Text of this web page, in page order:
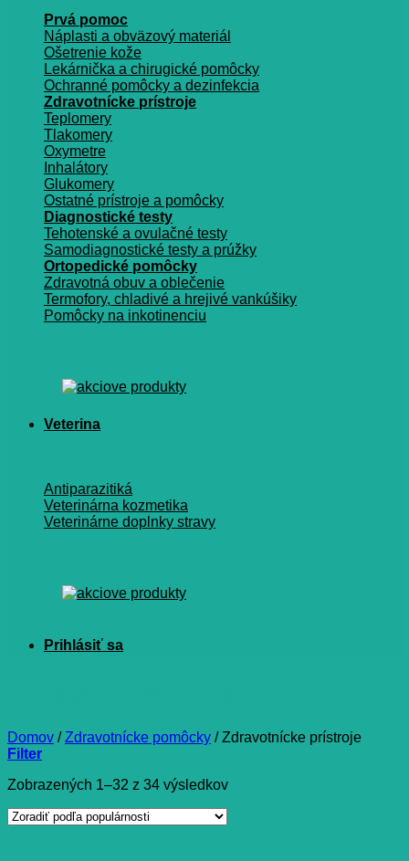
Prvá pomoc
Náplasti a obväzový materiál
Ošetrenie kože
Lekárnička a chirugické pomôcky
Ochranné pomôcky a dezinfekcia
Zdravotnícke prístroje
Teplomery
Tlakomery
Oxymetre
Inhalátory
Glukomery
Ostatné prístroje a pomôcky
Diagnostické testy
Tehotenské a ovulačné testy
Samodiagnostické testy a prúžky
Ortopedické pomôcky
Zdravotná obuv a oblečenie
Termofory, chladivé a hrejivé vankúšiky
Pomôcky na inkotinenciu
Veterina
Antiparazitiká
Veterinárna kozmetika
Veterinárne doplnky stravy
Domov / Zdravotnícke pomôcky /Zdravotnícke prístroje
Filter
Zobrazených 1–32 z 34 výsledkovZoradené